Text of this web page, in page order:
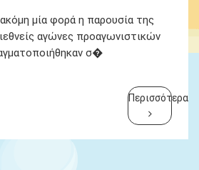
ακόμη μία φορά η παρουσία της
αγώνες προαγωνιστικών
σ�
Περισσότερα